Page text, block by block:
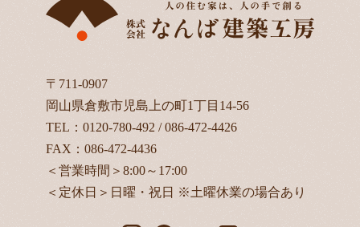
〒711-0907
岡山県倉敷市児島上の町1丁目14-56
TEL： 0120-780-492 /086-472-4426
FAX：086-472-4436
＜営業時間＞8:00～17:00
＜定休日＞日曜・祝日 ※土曜休業の場合あり